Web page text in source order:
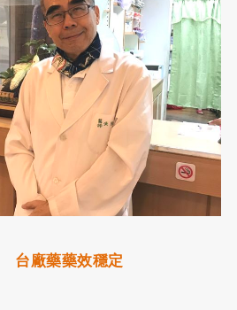
台廠藥藥效穩定